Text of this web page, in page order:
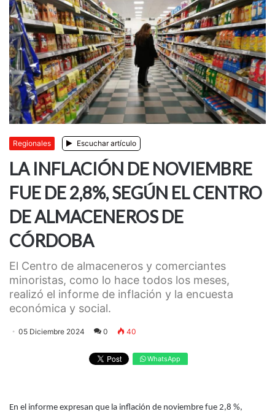
Regionales Escuchar artículo
LA INFLACIÓN DE NOVIEMBRE
FUE DE 2,8%, SEGÚN EL CENTRO
DE ALMACENEROS DE
CÓRDOBA
El Centro de almaceneros y comerciantes
minoristas, como lo hace todos los meses,
realizó el informe de inflación y la encuesta
económica y social.
05 Diciembre 2024 0 40
WhatsApp
En el informe expresan que la inflación de noviembre fue 2,8 %,